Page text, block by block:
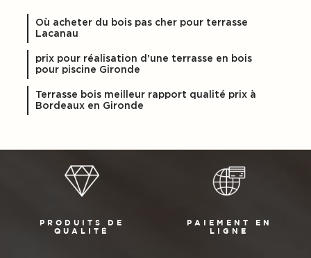
Où acheter du bois pas cher pour terrasse
Lacanau
prix pour réalisation d'une terrasse en bois
pour piscine Gironde
Terrasse bois meilleur rapport qualité prix à
Bordeaux en Gironde
PRODUITS DE
QUALITÉ
PAIEMENT EN
LIGNE